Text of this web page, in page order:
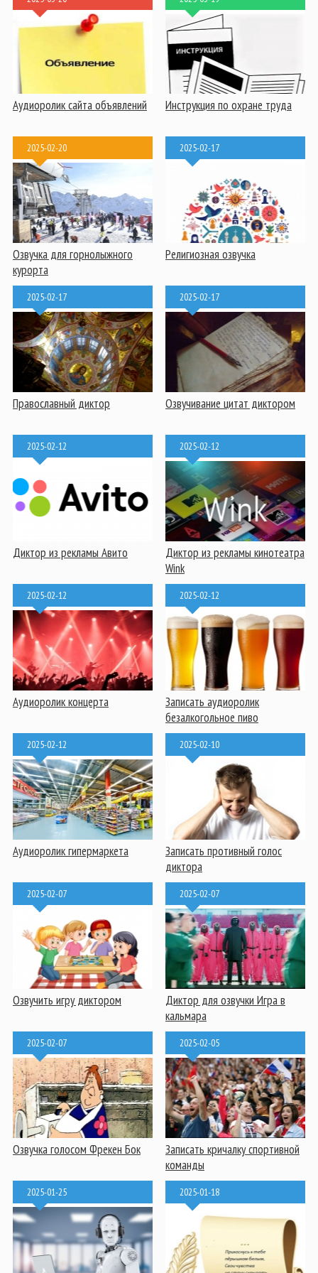
Аудиоролик сайта объявлений Инструкция по охране труда
2025-02-20
Озвучка для горнолыжного
курорта
2025-02-17
Религиозная озвучка
2025-02-17
Православный диктор
2025-02-17
Озвучивание цитат диктором
2025-02-12
Диктор из рекламы Авито
2025-02-12
Диктор из рекламы кинотеатра
Wink
2025-02-12
Аудиоролик концерта
2025-02-12
Записать аудиоролик
безалкогольное пиво
2025-02-12
Аудиоролик гипермаркета
2025-02-10
Записать противный голос
диктора
2025-02-07
Озвучить игру диктором
2025-02-07
Диктор для озвучки Игра в
кальмара
2025-02-07
Озвучка голосом Фрекен Бок
2025-02-05
Записать кричалку спортивной
команды
2025-01-25 2025-01-18